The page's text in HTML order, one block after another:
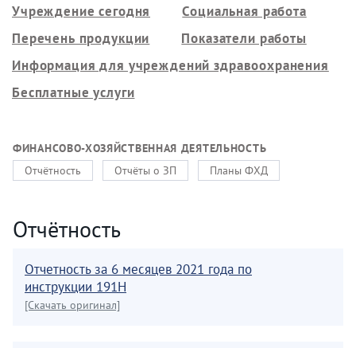
Учреждение сегодня
Социальная работа
Перечень продукции
Показатели работы
Информация для учреждений здравоохранения
Бесплатные услуги
ФИНАНСОВО-ХОЗЯЙСТВЕННАЯ ДЕЯТЕЛЬНОСТЬ
Отчётность
Отчёты о ЗП Планы ФХД
Отчётность
Отчетность за 6 месяцев 2021 года по
инструкции 191Н
[Скачать оригинал]